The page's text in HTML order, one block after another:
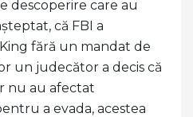
descoperire care au
că FBI a
fără un mandat de
un judecător a decis că
nu au afectat
a evada, acestea